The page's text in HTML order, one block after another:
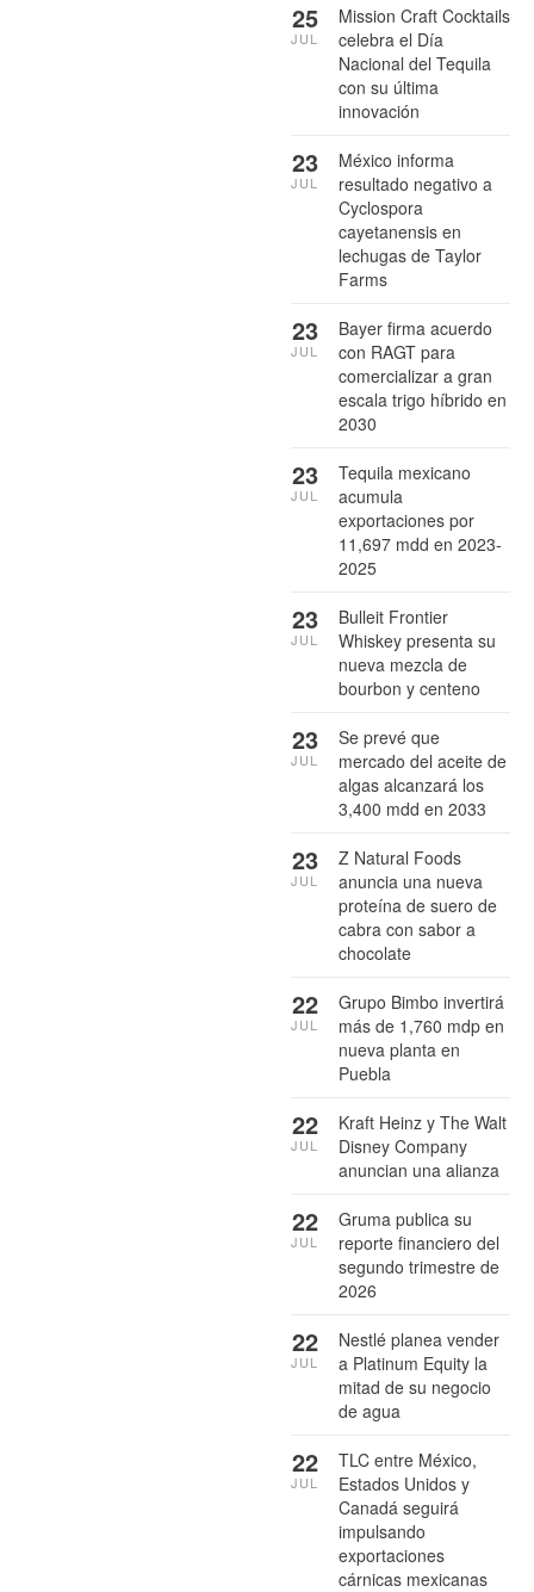
Mission Craft Cocktails
celebra el Día
Nacional del Tequila
con su última
innovación
25
JUL
México informa
resultado negativo a
Cyclospora
cayetanensis en
lechugas de Taylor
Farms
23
JUL
Bayer firma acuerdo
con RAGT para
comercializar a gran
escala trigo híbrido en
2030
23
JUL
Tequila mexicano
acumula
exportaciones por
11,697 mdd en 2023-
2025
23
JUL
Bulleit Frontier
Whiskey presenta su
nueva mezcla de
bourbon y centeno
23
JUL
Se prevé que
mercado del aceite de
algas alcanzará los
3,400 mdd en 2033
23
JUL
Z Natural Foods
anuncia una nueva
proteína de suero de
cabra con sabor a
chocolate
23
JUL
Grupo Bimbo invertirá
más de 1,760 mdp en
nueva planta en
Puebla
22
JUL
Kraft Heinz y The Walt
Disney Company
anuncian una alianza
22
JUL
Gruma publica su
reporte financiero del
segundo trimestre de
2026
22
JUL
Nestlé planea vender
a Platinum Equity la
mitad de su negocio
de agua
22
JUL
TLC entre México,
Estados Unidos y
Canadá seguirá
impulsando
exportaciones
cárnicas mexicanas
22
JUL